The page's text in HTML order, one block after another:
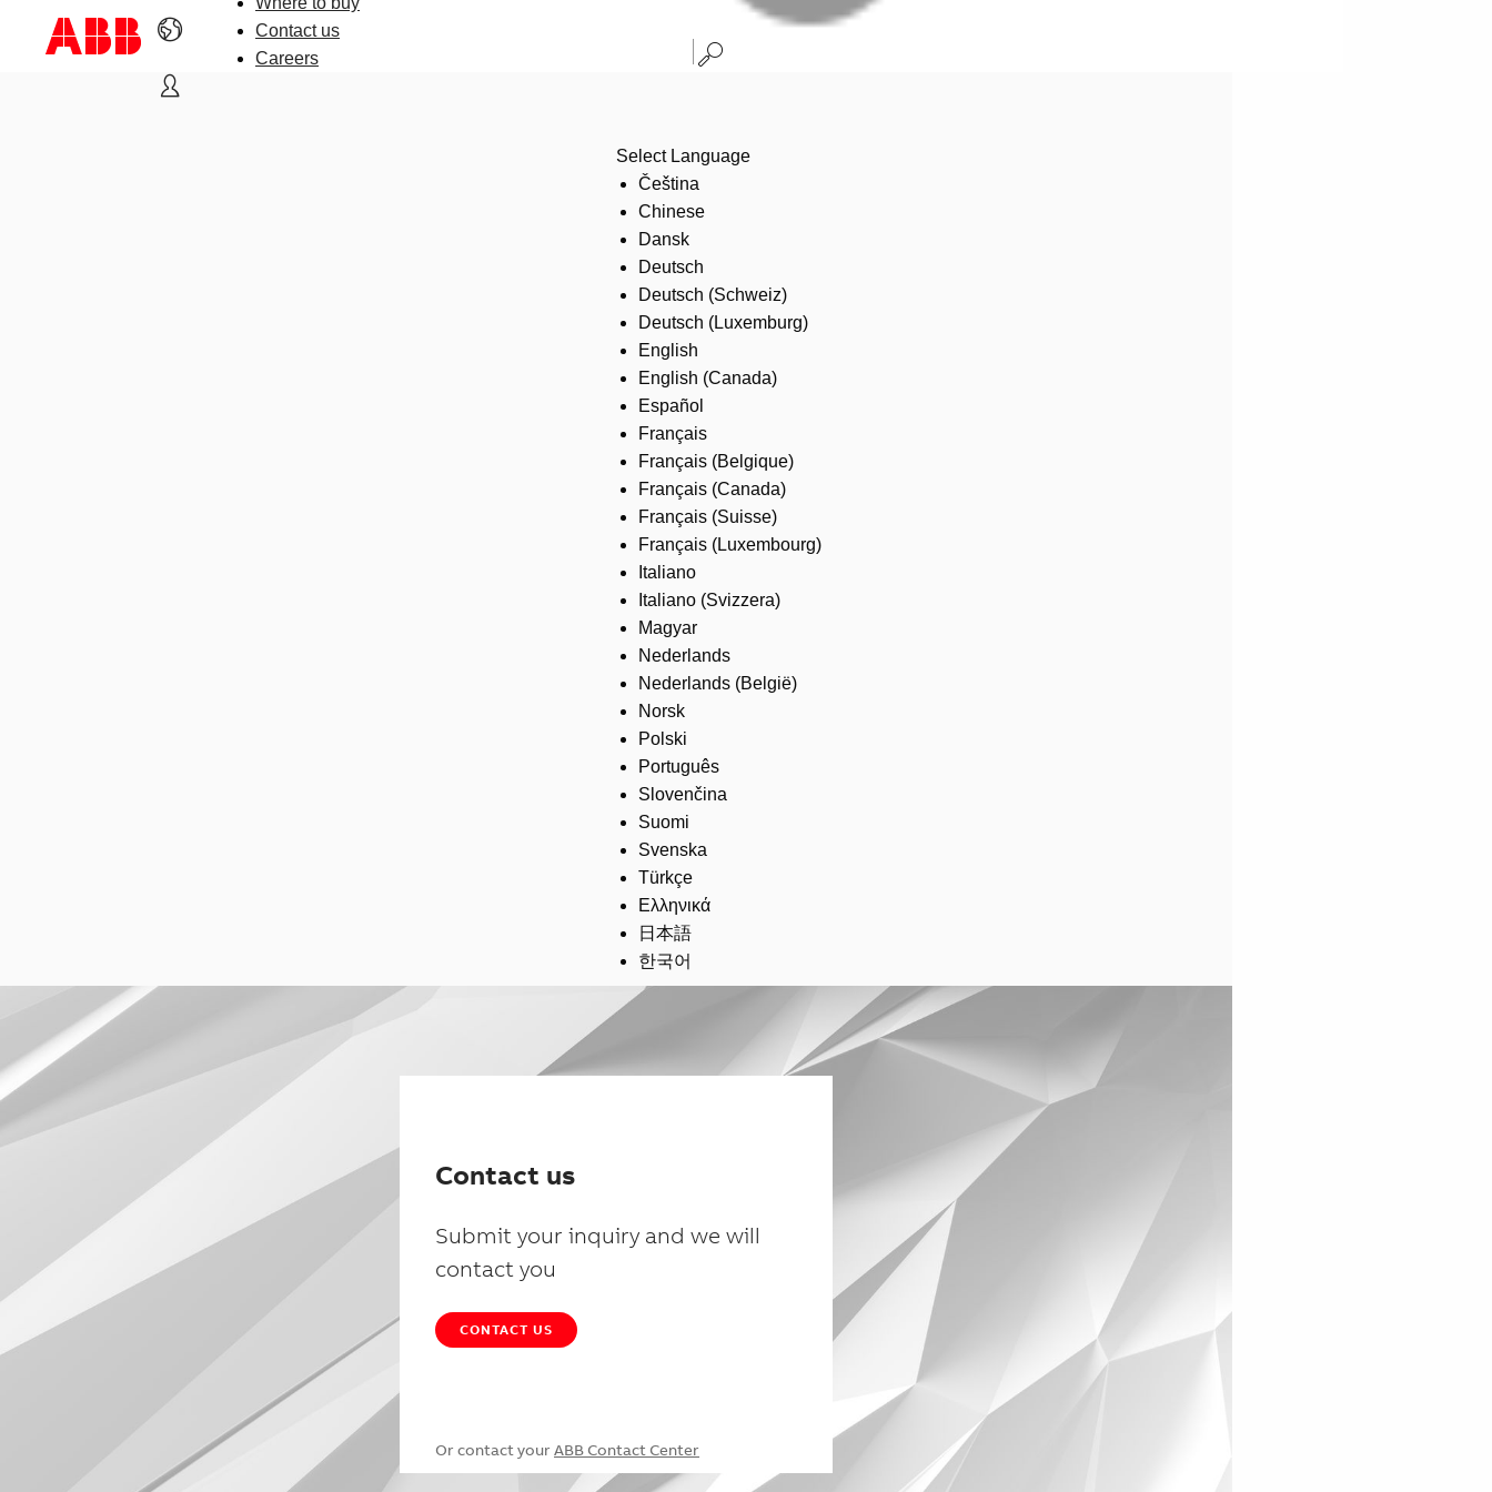
Contact us
Careers
Select Language
Čeština
Chinese
Dansk
Deutsch
Deutsch (Schweiz)
Deutsch (Luxemburg)
English
English (Canada)
Español
Français
Français (Belgique)
Français (Canada)
Français (Suisse)
Français (Luxembourg)
Italiano
Italiano (Svizzera)
Magyar
Nederlands
Nederlands (België)
Norsk
Polski
Português
Slovenčina
Suomi
Svenska
Türkçe
Ελληνικά
日本語
한국어
Contact us
Submit your inquiry and we will
contact you
CONTACT US
Or contact your ABB Contact Center